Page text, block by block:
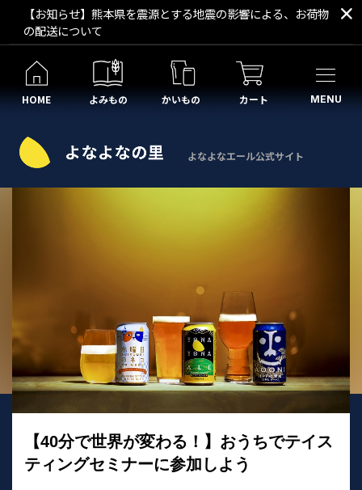
【お知らせ】熊本県を震源とする地震の影響による、お荷物
の配送について
HOME よみもの かいもの カート MENU
よなよなエール公式サイト
【40分で世界が変わる！】おうちでテイス
ティングセミナーに参加しよう